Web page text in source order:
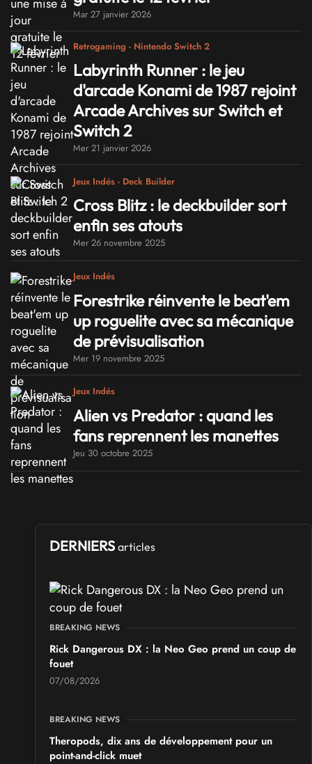
Mar 27 janvier 2026
Retrogaming - Nintendo Switch 2
Labyrinth Runner : le jeu
d'arcade Konami de 1987 rejoint
Arcade Archives sur Switch et
Switch 2
Mer 21 janvier 2026
Jeux Indés - Deck Builder
Cross Blitz : le deckbuilder sort
enfin ses atouts
Mer 26 novembre 2025
Jeux Indés
Forestrike réinvente le beat'em
up roguelite avec sa mécanique
de prévisualisation
Mer 19 novembre 2025
Jeux Indés
Alien vs Predator : quand les
fans reprennent les manettes
Jeu 30 octobre 2025
DERNIERS articles
BREAKING NEWS
Rick Dangerous DX : la Neo Geo prend un coup de
fouet
07/08/2026
BREAKING NEWS
Theropods, dix ans de développement pour un
point-and-click muet